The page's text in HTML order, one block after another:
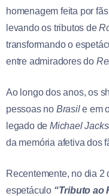
homenagem feita por
levando os tributos de
transformando o
entre admiradores do
Ao longo dos anos, os
pessoas no Brasile em
legado de Michael
da memória afetiva dos
Recentemente, no dia 2
espetáculo “Tributo ao